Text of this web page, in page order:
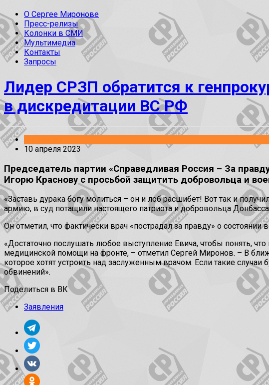
О Сергее Миронове
Пресс-релизы
Колонки в СМИ
Мультимедиа
Контакты
Запросы
Лидер СРЗП обратится к
в дискредитации ВС РФ
10 апреля 2023
Председатель партии «Справедливая Россия – За
Игорю Краснову с просьбой защитить добровольца и
«Заставь дурака богу молиться – он и лоб расшибет! Вот так и
армию, в суд потащили настоящего патриота и добровольца
Он отметил, что фактически врач «пострадал за правду» о
«Достаточно послушать любое выступление Евича, чтобы понять,
медицинской помощи на фронте, – отметил Сергей Миронов. – В
которое хотят устроить над заслуженным врачом. Если такие
обвинений».
Поделиться в ВК
Заявления